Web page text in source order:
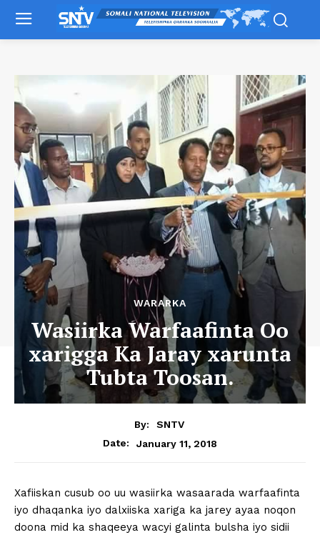
WARARKA
Wasiirka Warfaafinta Oo
xarigga Ka Jaray xarunta
Tubta Toosan.
By:
SNTV
Date:
January 11, 2018
Xafiiskan cusub oo uu wasiirka wasaarada warfaafinta
iyo dhaqanka iyo dalxiiska xariga ka jarey ayaa noqon
doona mid ka shaqeeya wacyi galinta bulsha iyo sidii